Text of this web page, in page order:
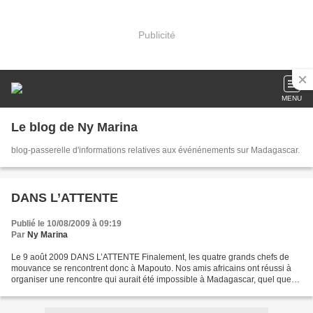
Publicité
MENU
Le blog de Ny Marina
blog-passerelle d'informations relatives aux événénements sur Madagascar.
DANS L’ATTENTE
Publié le 10/08/2009 à 09:19
Par Ny Marina
Le 9 août 2009 DANS L’ATTENTE Finalement, les quatre grands chefs de
mouvance se rencontrent donc à Mapouto. Nos amis africains ont réussi à
organiser une rencontre qui aurait été impossible à Madagascar, quel que